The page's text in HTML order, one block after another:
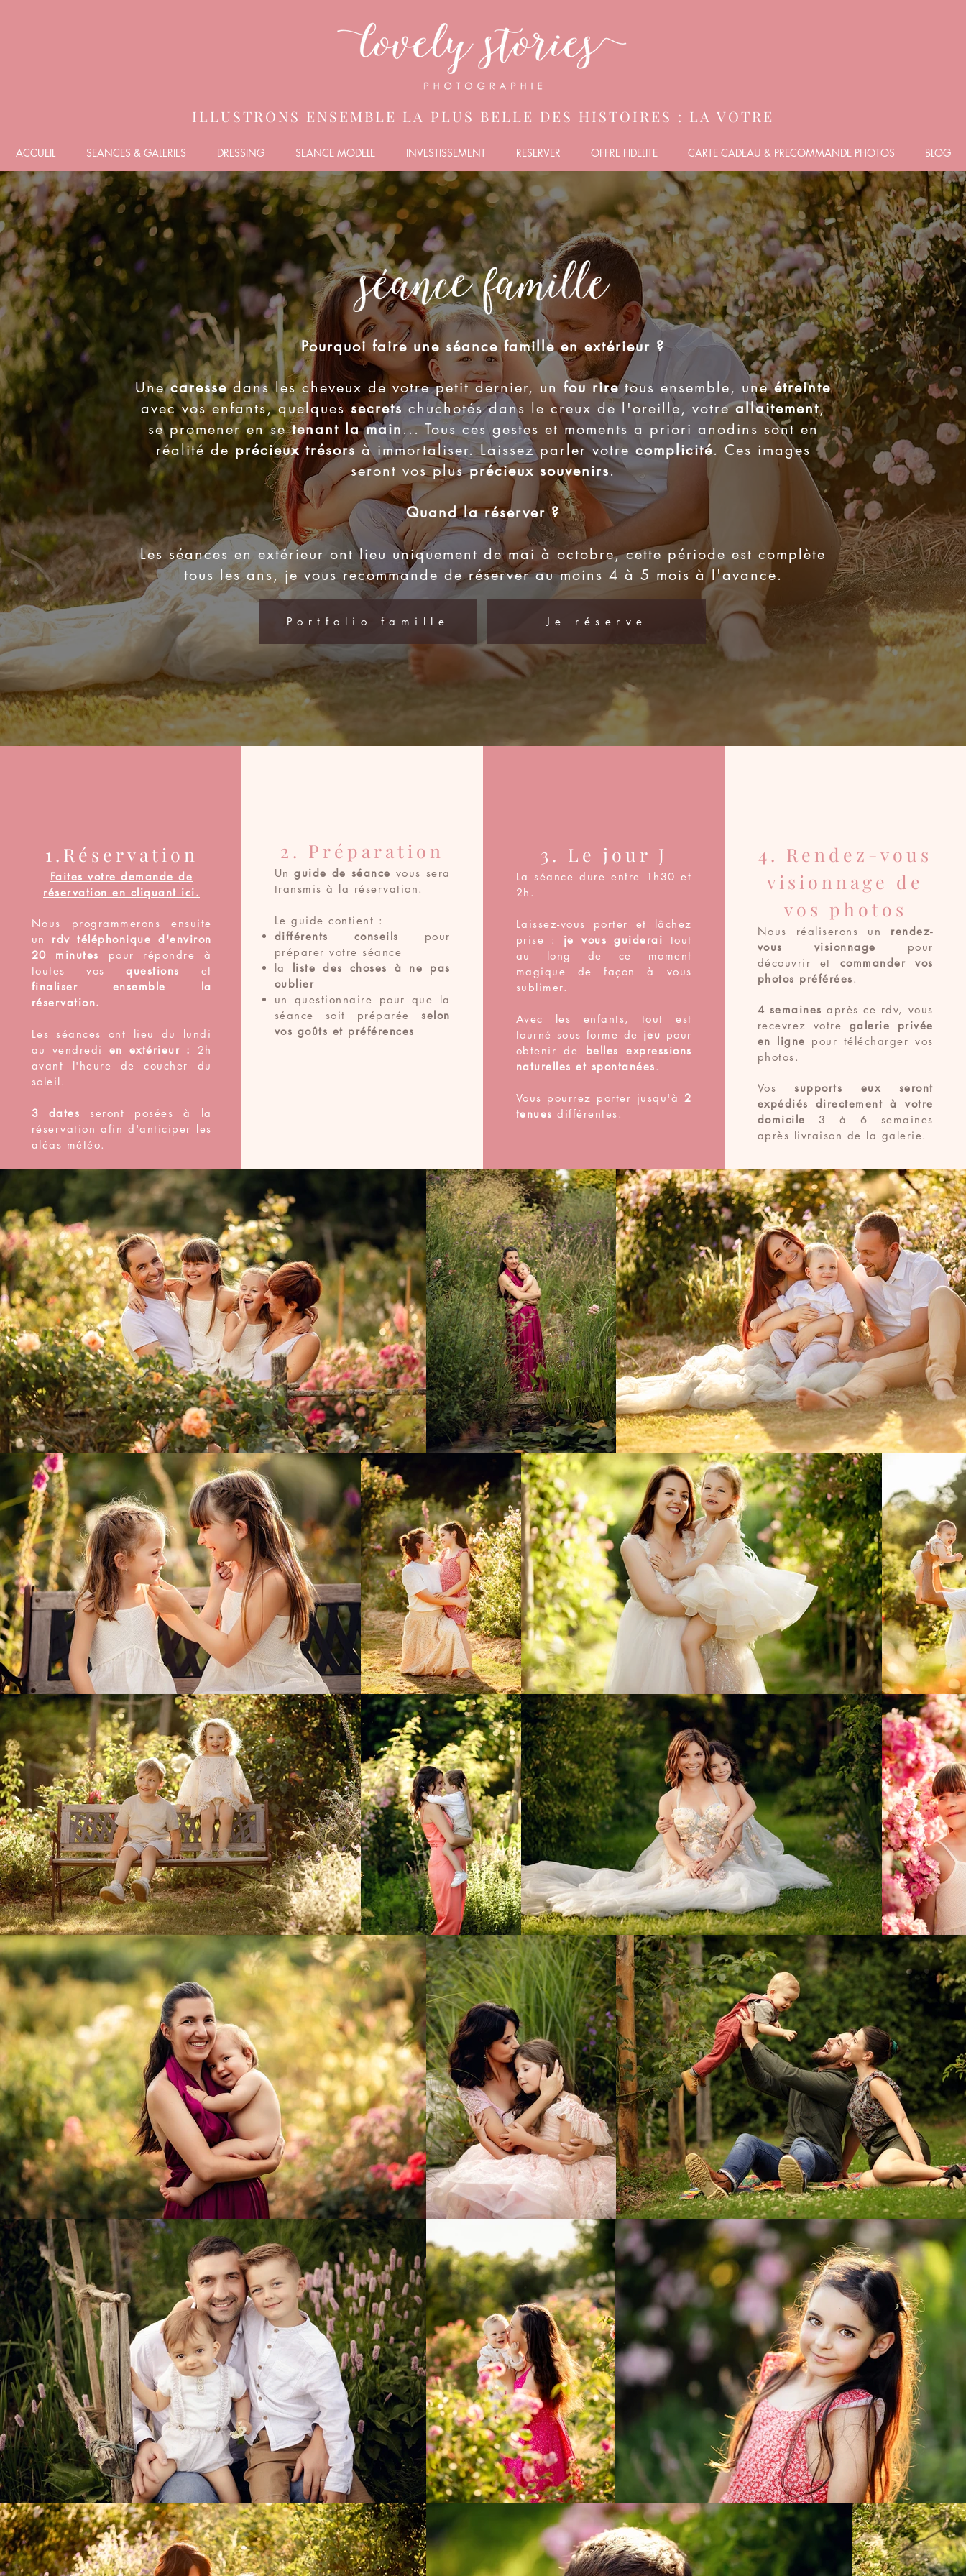
ILLUSTRONS ENSEMBLE LA PLUS BELLE DES HISTOIRES : LA VOTRE
ACCUEIL SEANCES & GALERIES DRESSING SEANCE MODELE INVESTISSEMENT RESERVER OFFRE FIDELITE CARTE CADEAU & PRECOMMANDE PHOTOS BLOG
Pourquoi faire une séance famille en extérieur ?
Unecaressedans les cheveux de votre petit dernier, un fou riretous ensemble, uneétreinte
avec vos enfants, quelquessecrets chuchotés dans le creux de l'oreille, votreallaitement,
se promener en setenant la main... Tous ces gestes et moments a priori anodins sont en
réalité de précieux trésorsà immortaliser. Laissez parler votre complicité. Ces images
seront vos plusprécieux souvenirs.
Quand la réserver ?
Les séances en extérieur ont lieu uniquement de mai à octobre, cette période est complète
tous les ans, je vous recommande de réserver au moins 4 à 5 mois à l'avance.
Portfolio famille Je réserve
1.Réservation
Faites votre demande de
réservation en cliquant ici.
Nous programmerons ensuite
un rdv téléphonique d'environ
20 minutes pour répondre à
toutes vosquestions et
finaliser ensemble la
réservation.
Les séances ont lieu du lundi
au vendredi en extérieur :
2h
avant l'heure de coucher du
soleil.
3 dates seront posées à la
réservation afin d'anticiper les
aléas météo.
2. Préparation
Unguide de séance vous sera
transmis à la réservation.
Le guide contient :
différents conseils pour
préparer votre séance
la liste des choses à ne pas
oublier
un questionnaire pour que la
séance soit préparée selon
vos goûts et préférences
3. Le jour J
La séance dure entre 1h30 et
2h.
Laissez-vous porter et lâchez
prise : je vous guiderai tout
au long de ce moment
magique de façon à vous
sublimer.
Avec les enfants, tout est
tourné sous forme de jeu pour
obtenir de belles expressions
naturelles et spontanées.
Vous pourrez porter jusqu'à 2
tenues différentes.
4. Rendez-vous
visionnage de
vos photos
Nous réaliserons un rendez-
vous visionnage pour
découvrir et commander vos
photos préférées.
4 semainesaprès ce rdv, vous
recevrez votre galerie privée
en ligne pour télécharger vos
photos.
Vos supports eux seront
expédiés directement à votre
domicile 3 à 6 semaines
après livraison de la galerie.